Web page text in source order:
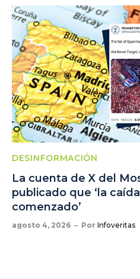
DESINFORMACIÓN
La cuenta de X del
publicado que ‘la
comenzado’
agosto 4, 2026 Por Infoveritas